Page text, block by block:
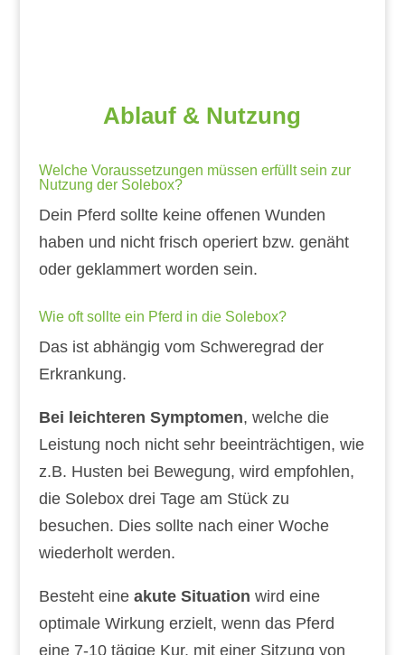
Ablauf & Nutzung
Welche Voraussetzungen müssen erfüllt sein zur
Nutzung der Solebox?
Dein Pferd sollte keine offenen Wunden
haben und nicht frisch operiert bzw. genäht
oder geklammert worden sein.
Wie oft sollte ein Pferd in die Solebox?
Das ist abhängig vom Schweregrad der
Erkrankung.
Bei leichteren Symptomen, welche die
Leistung noch nicht sehr beeinträchtigen, wie
z.B. Husten bei Bewegung, wird empfohlen,
die Solebox drei Tage am Stück zu
besuchen. Dies sollte nach einer Woche
wiederholt werden.
Besteht eine akute Situation wird eine
optimale Wirkung erzielt, wenn das Pferd
eine 7-10 tägige Kur, mit einer Sitzung von